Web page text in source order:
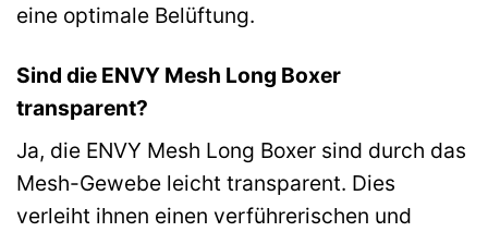
eine optimale Belüftung.
Sind die ENVY Mesh Long Boxer
transparent?
Ja, die ENVY Mesh Long Boxer sind durch das
Mesh-Gewebe leicht transparent. Dies
verleiht ihnen einen verführerischen und